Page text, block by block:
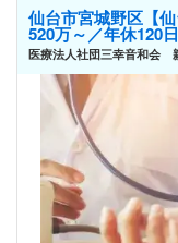
仙台市宮城野区【
520万～／年休120
医療法人社団三幸音和会